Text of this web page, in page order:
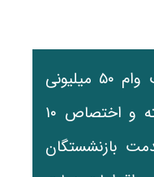
سخنگوی دولت از پرداخت وام ۵۰ میلیونی
به حدود ۳۰ هزار بازنشسته و اختصاص ۱۰
بازنشستگان